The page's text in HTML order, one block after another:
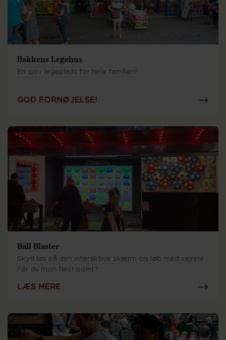
Bakkens Legehus
En sjov legeplads for hele familien!
GOD FORNØJELSE!
Ball Blaster
Skyd løs på den interaktive skærm og løb med sejren!
Får du mon flest point?
LÆS MERE